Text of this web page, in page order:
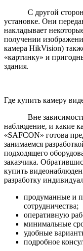
С другой стороны,
установке. Они
накладывает
получении
камера HikVision)
«картинку» и
здания.
Где купить камеру
Вне зависимости
наблюдение, и какие
«SAFCON» готова
занимаемся
подходящего
заказчика.
купить
разработку
продуманные и
сотрудничества;
оперативную
минимальные
удобные
подробное